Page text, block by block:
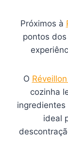
Próximos à
pontos
O
cozinha
ideal